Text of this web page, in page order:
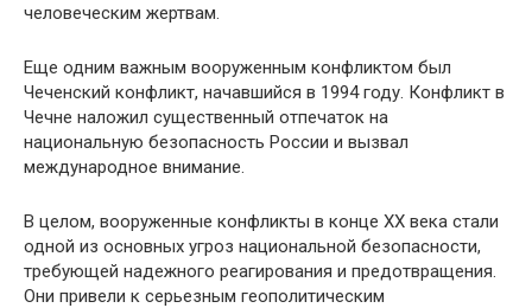
человеческим жертвам.
Еще одним важным вооруженным конфликтом был
Чеченский конфликт, начавшийся в 1994 году. Конфликт в
Чечне наложил существенный отпечаток на
национальную безопасность России и вызвал
международное внимание.
В целом, вооруженные конфликты в конце ХХ века стали
одной из основных угроз национальной безопасности,
требующей надежного реагирования и предотвращения.
Они привели к серьезным геополитическим